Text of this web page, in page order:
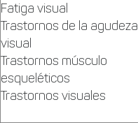
Fatiga visual
Trastornos de la agudeza
visual
Trastornos músculo
esqueléticos
Trastornos visuales